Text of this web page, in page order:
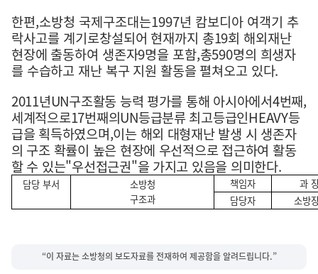
한편,소방청 국제구조대는1997년 캄보디아 여객기 추
락사고를 계기로창설되어 현재까지 총19회 해외재난
현장에 출동하여 생존자9명을 포함,총590명의 희생자
를 수습하고 재난 복구 지원 활동을 펼쳐오고 있다.
2011년UN구조활동 능력 평가를 통해 아시아에서4번째,
세계적으로17번째의UN등급분류 최고등급인HEAVY등
급을 획득하였으며,이는 해외 대형재난 발생 시 생존자
의 구조 확률이 높은 현장에 우선적으로 접근하여 활동
할 수 있는"우선접근권"을 가지고 있음을 의미한다.
담당 부서 소방청 책임자
과
구조과
담당자 소방
“이 자료는 소방청의 보도자료를 전재하여 제공함을 알려드립니다.”